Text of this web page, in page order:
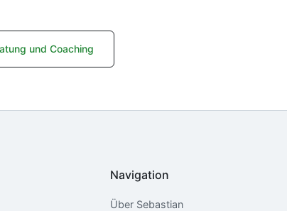
und Coaching
Navigation
Über Sebastian